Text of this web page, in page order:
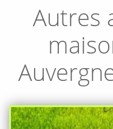
Autres